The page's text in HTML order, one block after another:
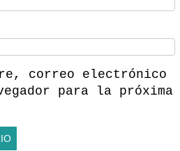
correo electrónico
para la próxima